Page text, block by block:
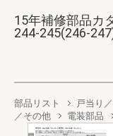
15年補修部品カ
244-245(246-
部品リスト 戸当り
／その他
電装部品